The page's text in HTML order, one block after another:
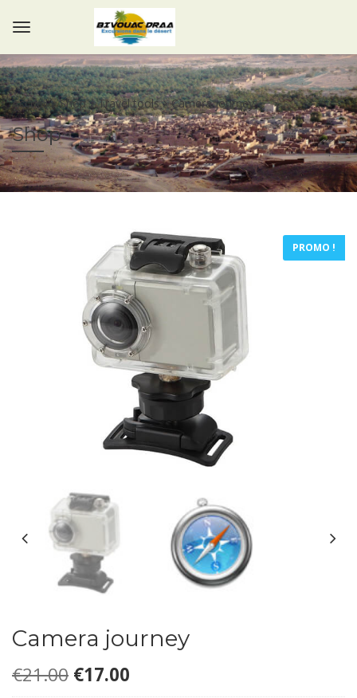
Accueil Shop Travel tools Camera journey
Shop
PROMO !
Camera journey
€21.00 Le
€17.00